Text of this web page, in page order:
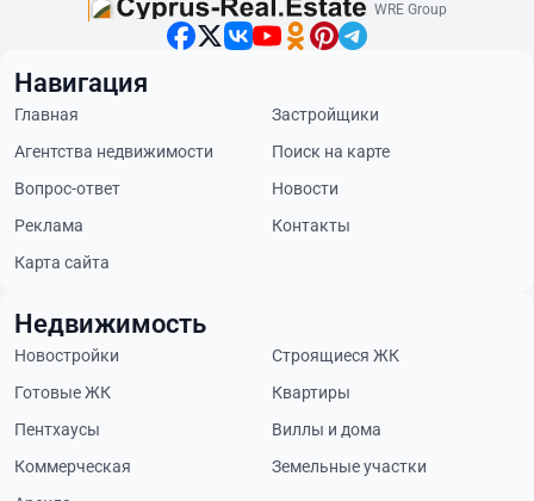
WRE Group
Навигация
Главная
Застройщики
Агентства недвижимости
Поиск на карте
Вопрос-ответ
Новости
Реклама
Контакты
Карта сайта
Недвижимость
Новостройки
Строящиеся ЖК
Готовые ЖК
Квартиры
Пентхаусы
Виллы и дома
Коммерческая
Земельные участки